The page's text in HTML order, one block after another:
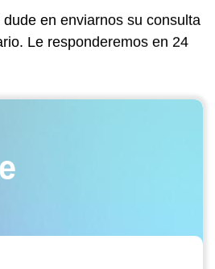
dude en enviarnos su consulta
Le responderemos en 24